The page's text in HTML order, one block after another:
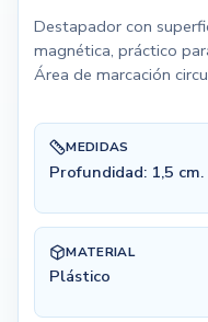
Destapador con
magnética, práctico
Área de marcación
MEDIDAS
Profundidad: 1,5
MATERIAL
Plástico